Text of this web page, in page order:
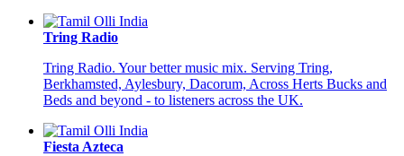
Tring Radio
Tring Radio. Your better music mix. Serving Tring,
Berkhamsted, Aylesbury, Dacorum, Across Herts Bucks and
Beds and beyond - to listeners across the UK.
Fiesta Azteca